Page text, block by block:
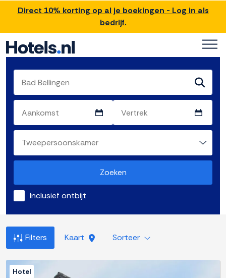
Direct 10% korting op al je boekingen - Log in als
bedrijf.
Zoeken
Inclusief ontbijt
Filters Kaart Sorteer
Hotel